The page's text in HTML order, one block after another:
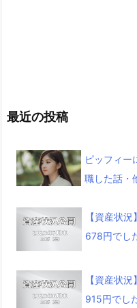
最近の投稿
ピッフィー
職した話・
【資産状
678円でし
【資産状
915円でし